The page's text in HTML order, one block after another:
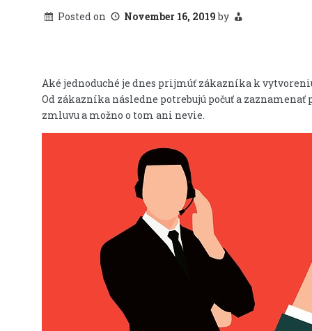
Posted on November 16, 2019by
Aké jednoduché je dnes prijmúť zákazníka k
Od zákazníka následne potrebujú počuť a
zmluvu a možno o tom ani nevie.